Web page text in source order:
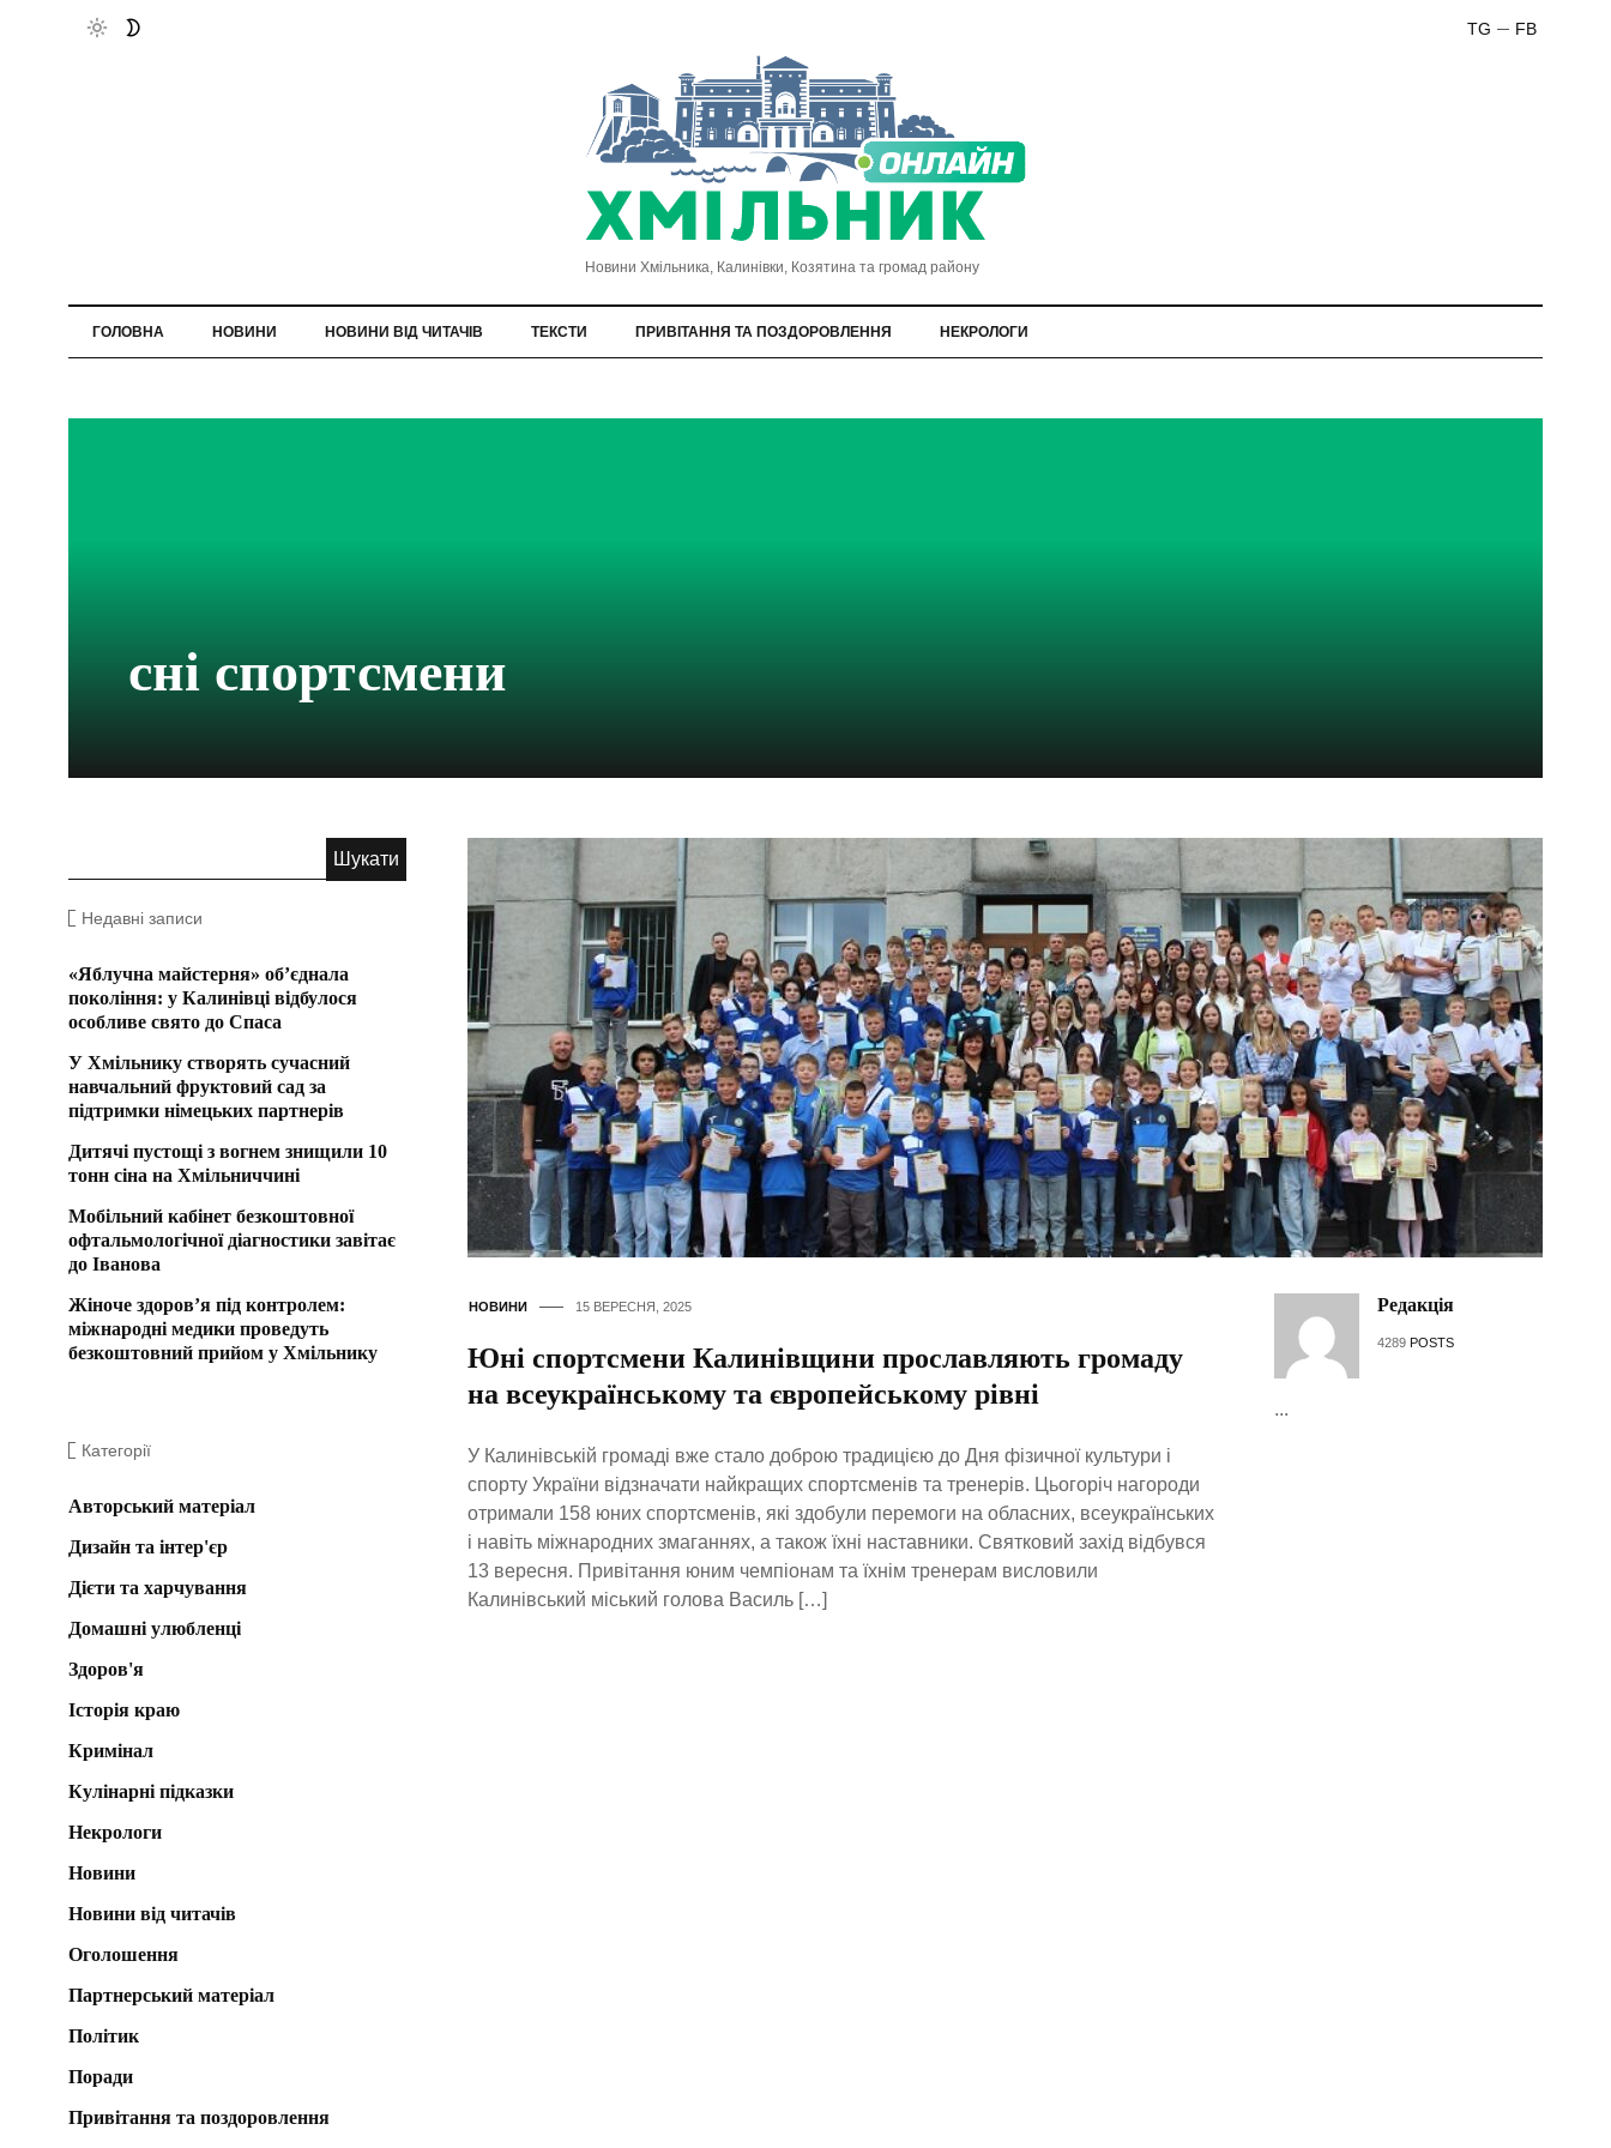
FB
TG
Новини Хмільника, Калинівки, Козятина та громад району
ГОЛОВНА НОВИНИ НОВИНИ ВІД ЧИТАЧІВ ТЕКСТИ ПРИВІТАННЯ ТА ПОЗДОРОВЛЕННЯ НЕКРОЛОГИ
сні спортсмени
НОВИНИ 15 ВЕРЕСНЯ, 2025
Юні спортсмени Калинівщини прославляють громаду
на всеукраїнському та європейському рівні
У Калинівській громаді вже стало доброю традицією до Дня фізичної культури і
спорту України відзначати найкращих спортсменів та тренерів. Цьогоріч нагороди
отримали 158 юних спортсменів, які здобули перемоги на обласних, всеукраїнських
і навіть міжнародних змаганнях, а також їхні наставники. Святковий захід відбувся
13 вересня. Привітання юним чемпіонам та їхнім тренерам висловили
Калинівський міський голова Василь […]
Редакція
4289 POSTS
...
Недавні записи
«Яблучна майстерня» об’єднала
покоління: у Калинівці відбулося
особливе свято до Спаса
У Хмільнику створять сучасний
навчальний фруктовий сад за
підтримки німецьких партнерів
Дитячі пустощі з вогнем знищили 10
тонн сіна на Хмільниччині
Мобільний кабінет безкоштовної
офтальмологічної діагностики завітає
до Іванова
Жіноче здоров’я під контролем:
міжнародні медики проведуть
безкоштовний прийом у Хмільнику
Категорії
Авторський матеріал
Дизайн та інтер'єр
Дієти та харчування
Домашні улюбленці
Здоров'я
Історія краю
Кримінал
Кулінарні підказки
Некрологи
Новини
Новини від читачів
Оголошення
Партнерський матеріал
Політик
Поради
Привітання та поздоровлення